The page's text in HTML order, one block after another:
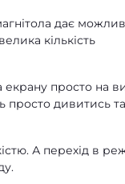
дає
кількість
просто на
просто дивитись та
А перехід в